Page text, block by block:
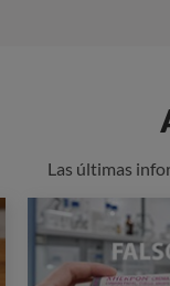
Las últimas